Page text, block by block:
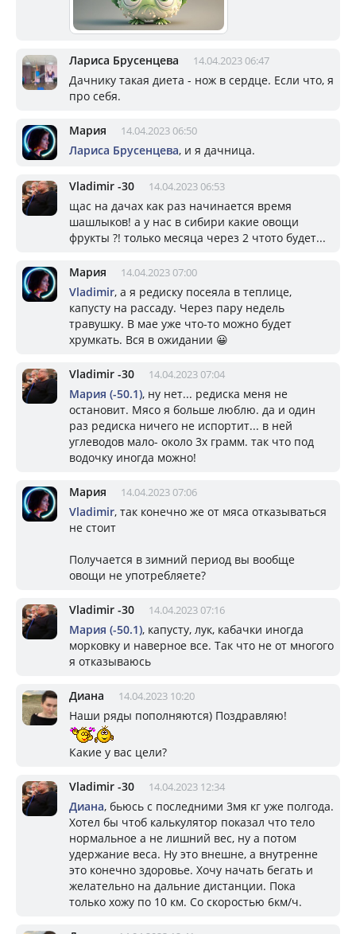
Лариса Брусенцева 14.04.2023 06:47
Дачнику такая диета - нож в сердце. Если что, я
про себя.
Мария 14.04.2023 06:50
Лариса Брусенцева, и я дачница.
Vladimir -30 14.04.2023 06:53
щас на дачах как раз начинается время
шашлыков! а у нас в сибири какие овощи
фрукты ?! только месяца через 2 чтото будет...
Мария 14.04.2023 07:00
Vladimir, а я редиску посеяла в теплице,
капусту на рассаду. Через пару недель
травушку. В мае уже что-то можно будет
хрумкать. Вся в ожидании 😀
Vladimir -30 14.04.2023 07:04
Мария (-50.1), ну нет... редиска меня не
остановит. Мясо я больше люблю. да и один
раз редиска ничего не испортит... в ней
углеводов мало- около 3х грамм. так что под
водочку иногда можно!
Мария 14.04.2023 07:06
Vladimir, так конечно же от мяса отказываться
не стоит
Получается в зимний период вы вообще
овощи не употребляете?
Vladimir -30 14.04.2023 07:16
Мария (-50.1), капусту, лук, кабачки иногда
морковку и наверное все. Так что не от многого
я отказываюсь
Диана 14.04.2023 10:20
Наши ряды пополняются) Поздравляю!
Какие у вас цели?
Vladimir -30 14.04.2023 12:34
Диана, бьюсь с последними 3мя кг уже полгода.
Хотел бы чтоб калькулятор показал что тело
нормальное а не лишний вес, ну а потом
удержание веса. Ну это внешне, а внутренне
это конечно здоровье. Хочу начать бегать и
желательно на дальние дистанции. Пока
только хожу по 10 км. Со скоростью 6км/ч.